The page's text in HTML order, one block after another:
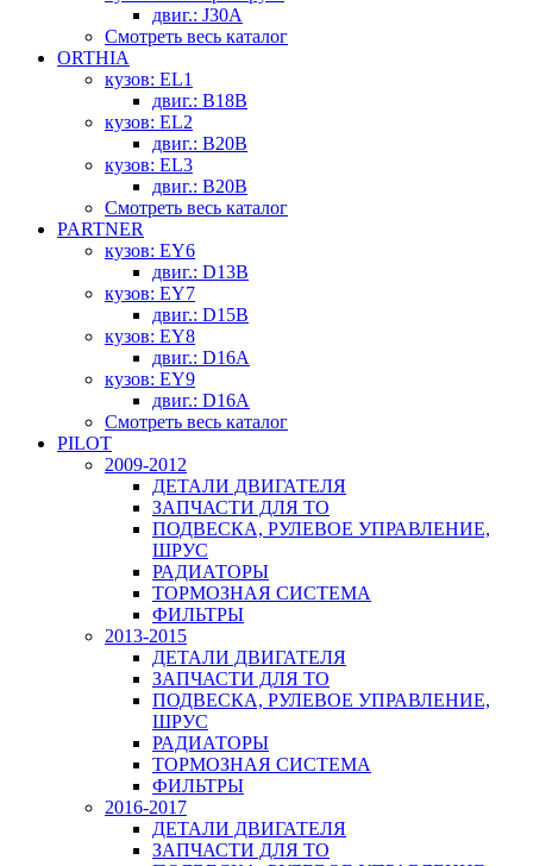
двиг.: J30A
Смотреть весь каталог
ORTHIA
кузов: EL1
двиг.: B18B
кузов: EL2
двиг.: B20B
кузов: EL3
двиг.: B20B
Смотреть весь каталог
PARTNER
кузов: EY6
двиг.: D13B
кузов: EY7
двиг.: D15B
кузов: EY8
двиг.: D16A
кузов: EY9
двиг.: D16A
Смотреть весь каталог
PILOT
2009-2012
ДЕТАЛИ ДВИГАТЕЛЯ
ЗАПЧАСТИ ДЛЯ ТО
ПОДВЕСКА, РУЛЕВОЕ УПРАВЛЕНИЕ,
ШРУС
РАДИАТОРЫ
ТОРМОЗНАЯ СИСТЕМА
ФИЛЬТРЫ
2013-2015
ДЕТАЛИ ДВИГАТЕЛЯ
ЗАПЧАСТИ ДЛЯ ТО
ПОДВЕСКА, РУЛЕВОЕ УПРАВЛЕНИЕ,
ШРУС
РАДИАТОРЫ
ТОРМОЗНАЯ СИСТЕМА
ФИЛЬТРЫ
2016-2017
ДЕТАЛИ ДВИГАТЕЛЯ
ЗАПЧАСТИ ДЛЯ ТО